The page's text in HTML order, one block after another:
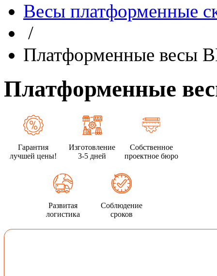
Весы платформенные
/
Платформенные весы
Платформенные
Гарантия
лучшей цены!
Изготовление
3-5 дней
Собственное
проектное бюро
Развитая
логистика
Соблюдение
сроков